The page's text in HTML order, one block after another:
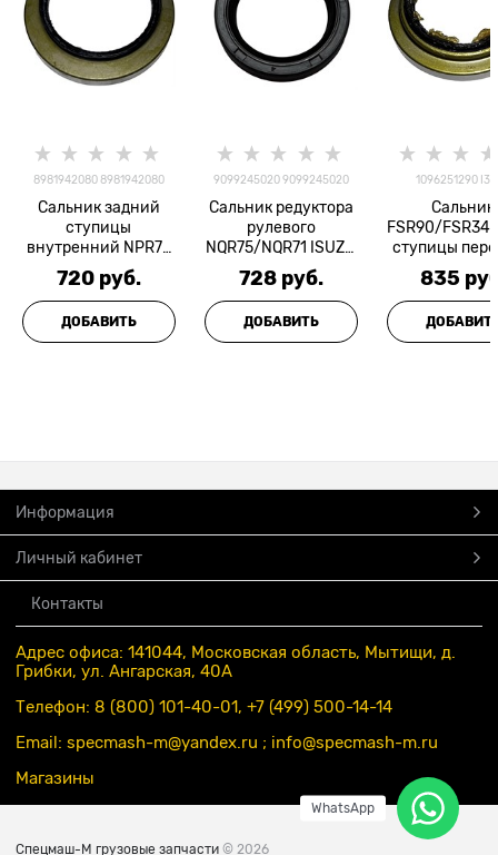
8981942080 8981942080
Сальник задний
ступицы
внутренний NPR75
E5 Isuzu =Оригинал=
720 руб.
ДОБАВИТЬ
9099245020 9099245020
Сальник редуктора
рулевого
NQR75/NQR71 ISUZU
35х48х8 мм
=Оригинал=
728 руб.
ДОБАВИТЬ
1096251290
Сальник
FSR90/FSR34
ступицы
835
Информация
Личный кабинет
Контакты
Адрес офиса: 141044, Московская область, Мытищи, д.
Грибки, ул. Ангарская, 40А
Телефон: 8 (800) 101-40-01, +7 (499) 500-14-14
Email: specmash-m@yandex.ru ; info@specmash-m.ru
Магазины
Спецмаш-М грузовые запчасти © 2026
WhatsApp